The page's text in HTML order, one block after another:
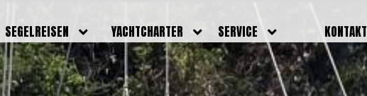
SEGELREISEN
AKTUELLE REISEN
BILDER REISEN
SKIPPER
YACHTCHARTER
EIGENE YACHTEN
BELEGUNGSPLAN EIGENE
YACHTEN
SERVICE
LEISTUNGEN
TEAM
VIDEOS
KONTAKT